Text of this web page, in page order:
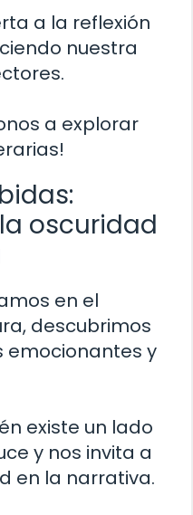
a la reflexión
nuestra
a explorar
oscuridad
en el
descubrimos
emocionantes y
existe un lado
y nos invita a
en la narrativa.